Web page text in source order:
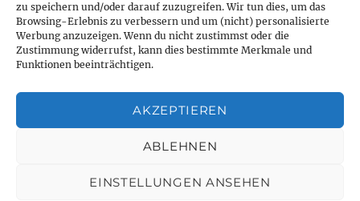
zu speichern und/oder darauf zuzugreifen. Wir tun dies, um das
Browsing-Erlebnis zu verbessern und um (nicht) personalisierte
Werbung anzuzeigen. Wenn du nicht zustimmst oder die
Zustimmung widerrufst, kann dies bestimmte Merkmale und
Funktionen beeinträchtigen.
AKZEPTIEREN
ABLEHNEN
EINSTELLUNGEN ANSEHEN
Instagram
Feed
Cookie Policy (EU)